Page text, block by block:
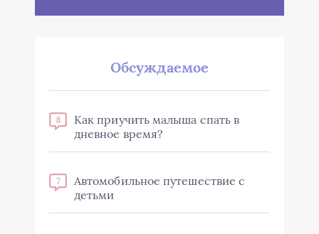
Обсуждаемое
8
Как приучить малыша спать в
дневное время?
7
Автомобильное путешествие с
детьми